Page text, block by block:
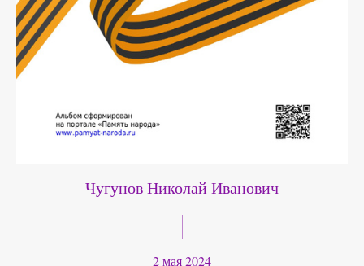
Чугунов Николай Иванович
2 мая 2024